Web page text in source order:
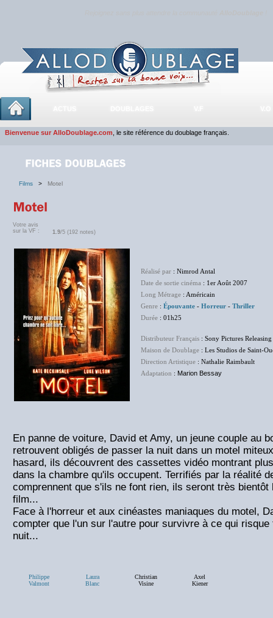
Bienvenue sur AlloDoublage.com , le site référence du doublage français.
Films > Motel
Votre avis
sur la VF :
1.9/5 (192 notes)
Réalisé par : Nimrod Antal
Date de sortie cinéma : 1er Août 2007
Long Métrage : Américain
Genre : Épouvante - Horreur - Thriller
Durée : 01h25
Distributeur Français : Sony Pictures
Maison de Doublage : Les Studios de Saint-
Direction Artistique : Nathalie Raimbault
Adaptation : Marion Bessay
En panne de voiture, David et Amy, un jeune couple au
retrouvent obligés de passer la nuit dans un motel
hasard, ils découvrent des cassettes vidéo montrant
dans la chambre qu'ils occupent. Terrifiés par la réalité
comprennent que s'ils ne font rien, ils seront très
film...
Face à l'horreur et aux cinéastes maniaques du motel,
compter que l'un sur l'autre pour survivre à ce qui
nuit...
Philippe
Valmont
Laura
Blanc
Christian
Visine
Axel
Kiener